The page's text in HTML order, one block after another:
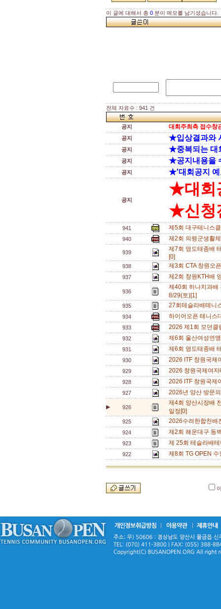
이 글에 대해서 총 0 분이 메모를 남기셨습니다.
전체 자료수 : 941 건
공지 대회주최측 접수창
공지 ★입상결과와
공지 ★중복되는 대
공지 ★공지내용을
공지 ★'대회공지 예
공지
★대회
★신청
941 제5회 대구테니스
940 제2회 의령군생활
939
제7회 영도태종배
[0]
938 제3회 CTA 창원오
937 제2회 창원KTH배
936
제40회 하나치과배
8/29(토)[1]
935 27회테슬라배테니
934 하이어오픈 테니스
933 2026 제1회 모던
932 제6회 울산여성연
931 제6회 영도태종배
930 2026 ITF 창원국제
929 2026 창원국제여
928 2026 ITF 창원국제
927 2026년 양산 방문
▶ 926
제4회 양산시장배
일정[0]
925 2026수려한합천배
924 제2회 해운대구 동
923 제 25회 테슬라배
922 제8회 TG OPEN